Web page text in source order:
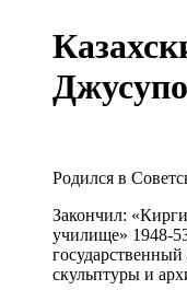
Родился в
Закончил:
училище» 1948-
скульптуры и